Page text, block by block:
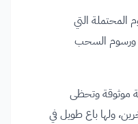
التي
ورسوم السحب
موثوقة وتحظى
ولها باع طويل في